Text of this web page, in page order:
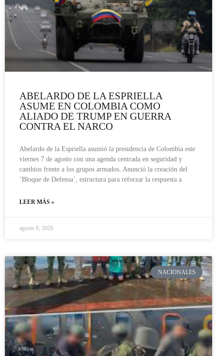
ABELARDO DE LA ESPRIELLA
ASUME EN COLOMBIA COMO
ALIADO DE TRUMP EN GUERRA
CONTRA EL NARCO
Abelardo de la Espriella asumió la presidencia de Colombia este
viernes 7 de agosto con una agenda centrada en seguridad y
cambios frente a los grupos armados. Anunció la creación del
‘Bloque de Defensa’, estructura para reforzar la respuesta a
LEER MÁS »
agosto 8, 2026
NACIONALES